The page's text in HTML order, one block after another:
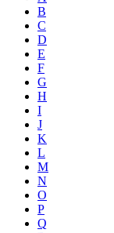
B
C
D
E
F
G
H
I
J
K
L
M
N
O
P
Q